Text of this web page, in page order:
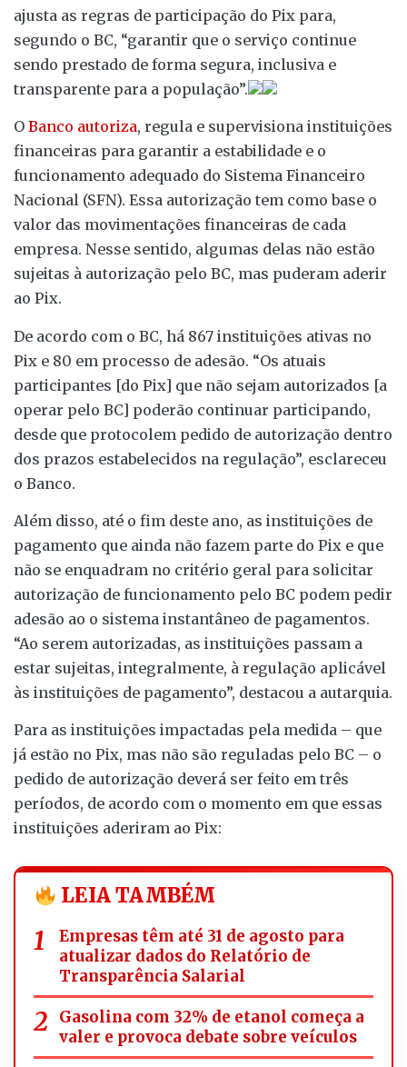
ajusta as regras de participação do Pix para,
segundo o BC, “garantir que o serviço continue
sendo prestado de forma segura, inclusiva e
transparente para a população”.
O Banco autoriza, regula e supervisiona instituições
financeiras para garantir a estabilidade e o
funcionamento adequado do Sistema Financeiro
Nacional (SFN). Essa autorização tem como base o
valor das movimentações financeiras de cada
empresa. Nesse sentido, algumas delas não estão
sujeitas à autorização pelo BC, mas puderam aderir
ao Pix.
De acordo com o BC, há 867 instituições ativas no
Pix e 80 em processo de adesão. “Os atuais
participantes [do Pix] que não sejam autorizados [a
operar pelo BC] poderão continuar participando,
desde que protocolem pedido de autorização dentro
dos prazos estabelecidos na regulação”, esclareceu
o Banco.
Além disso, até o fim deste ano, as instituições de
pagamento que ainda não fazem parte do Pix e que
não se enquadram no critério geral para solicitar
autorização de funcionamento pelo BC podem pedir
adesão ao o sistema instantâneo de pagamentos.
“Ao serem autorizadas, as instituições passam a
estar sujeitas, integralmente, à regulação aplicável
às instituições de pagamento”, destacou a autarquia.
Para as instituições impactadas pela medida – que
já estão no Pix, mas não são reguladas pelo BC – o
pedido de autorização deverá ser feito em três
períodos, de acordo com o momento em que essas
instituições aderiram ao Pix:
LEIA TAMBÉM
Empresas têm até 31 de agosto para
atualizar dados do Relatório de
Transparência Salarial
Gasolina com 32% de etanol começa a
valer e provoca debate sobre veículos